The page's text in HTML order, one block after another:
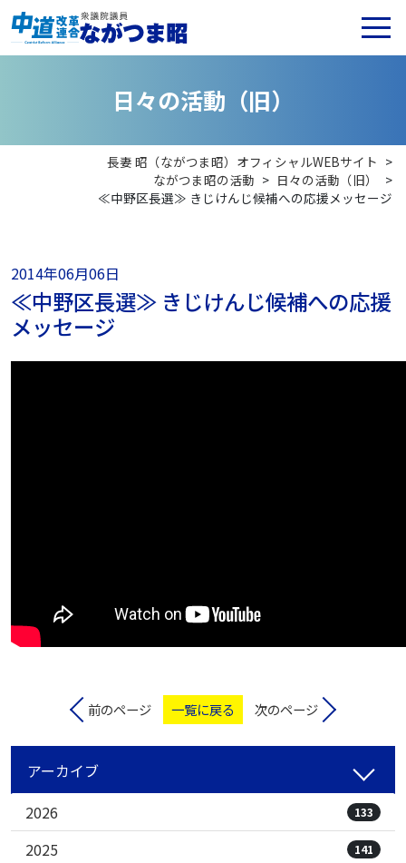
日々の活動 （旧）
長妻 昭（ながつま昭）オフィシャルWEBサイト >
ながつま昭の活動 > 日々の活動（旧）
>
≪中野区長選≫ きじけんじ候補への応援メッセージ
2014年06月06日
≪中野区長選≫ きじけんじ候補への応援
メッセージ
前のページ 一覧に戻る 次のページ
アーカイブ
2026
133
2025 141